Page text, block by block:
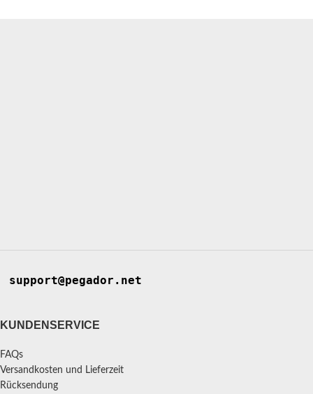
support@pegador.net
KUNDENSERVICE
FAQs
Versandkosten und Lieferzeit
Rücksendung